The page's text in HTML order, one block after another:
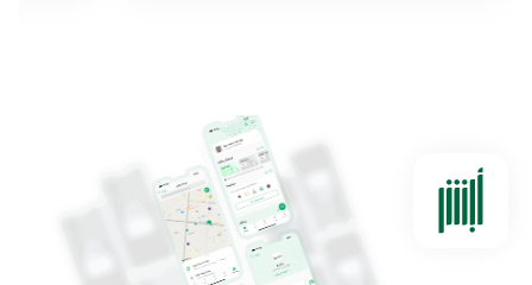
الدمام, الدمام - مستشفى الملك فهد